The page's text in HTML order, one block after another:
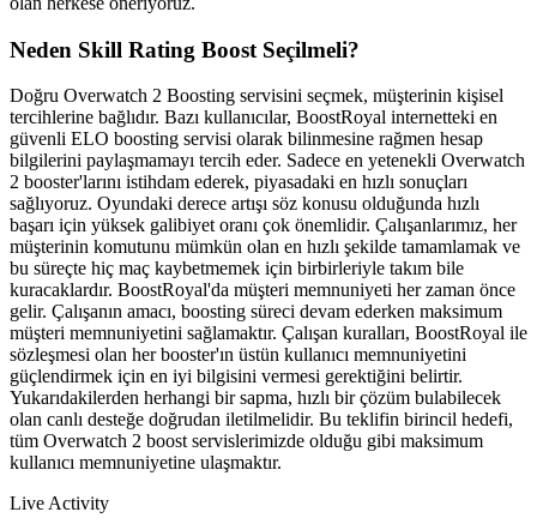
Neden Skill Rating Boost Seçilmeli?
Doğru Overwatch 2 Boosting servisini seçmek, müşterinin kişisel
tercihlerine bağlıdır. Bazı kullanıcılar, BoostRoyal internetteki en
güvenli ELO boosting servisi olarak bilinmesine rağmen hesap
bilgilerini paylaşmamayı tercih eder. Sadece en yetenekli Overwatch
2 booster'larını istihdam ederek, piyasadaki en hızlı sonuçları
sağlıyoruz. Oyundaki derece artışı söz konusu olduğunda hızlı
başarı için yüksek galibiyet oranı çok önemlidir. Çalışanlarımız, her
müşterinin komutunu mümkün olan en hızlı şekilde tamamlamak ve
bu süreçte hiç maç kaybetmemek için birbirleriyle takım bile
kuracaklardır. BoostRoyal'da müşteri memnuniyeti her zaman önce
gelir. Çalışanın amacı, boosting süreci devam ederken maksimum
müşteri memnuniyetini sağlamaktır. Çalışan kuralları, BoostRoyal ile
sözleşmesi olan her booster'ın üstün kullanıcı memnuniyetini
güçlendirmek için en iyi bilgisini vermesi gerektiğini belirtir.
Yukarıdakilerden herhangi bir sapma, hızlı bir çözüm bulabilecek
olan canlı desteğe doğrudan iletilmelidir. Bu teklifin birincil hedefi,
tüm Overwatch 2 boost servislerimizde olduğu gibi maksimum
kullanıcı memnuniyetine ulaşmaktır.
Live Activity